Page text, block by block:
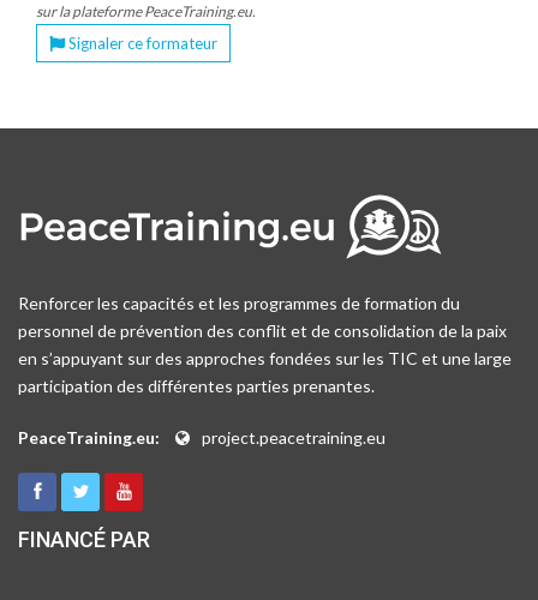
sur la plateforme PeaceTraining.eu.
Signaler ce formateur
Renforcer les capacités et les programmes de formation du
personnel de prévention des conflit et de consolidation de la paix
en s’appuyant sur des approches fondées sur les TIC et une large
participation des différentes parties prenantes.
PeaceTraining.eu: project.peacetraining.eu
FINANCÉ PAR